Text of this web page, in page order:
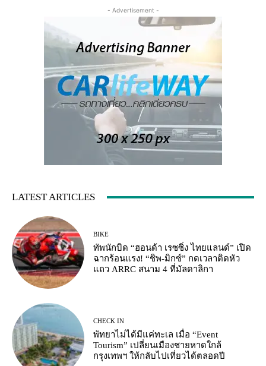
- Advertisement -
LATEST ARTICLES
BIKE
ทัพนักบิด “ฮอนด้า เรซซิ่ง ไทยแลนด์” เปิด
ฉากร้อนแรง! “ชิพ-มิกซ์” กดเวลาติดหัว
แถว ARRC สนาม 4 ที่มัลดาลิกา
CHECK IN
พัทยาไม่ได้มีแค่ทะเล เมื่อ “Event
Tourism” เปลี่ยนเมืองชายหาดใกล้
กรุงเทพฯ ให้กลับไปเที่ยวได้ตลอดปี